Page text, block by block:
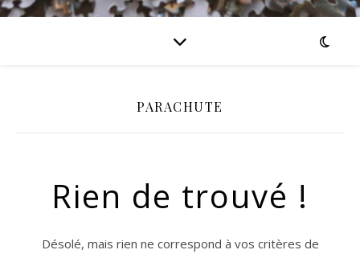
PARACHUTE
Rien de trouvé !
Désolé, mais rien ne correspond à vos critères de